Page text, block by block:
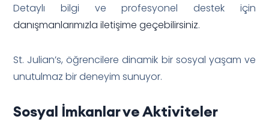
Detaylı bilgi ve profesyonel destek için
danışmanlarımızla iletişime geçebilirsiniz.
St. Julian’s, öğrencilere dinamik bir sosyal yaşam ve
unutulmaz bir deneyim sunuyor.
Sosyal İmkanlar ve Aktiviteler